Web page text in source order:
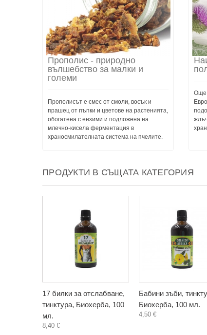
Прополис - природно
вълшебство за малки и
големи
Прополисът е смес от смоли, восък и
прашец от пъпки и цветове на растенията,
обогатена с ензими и подложена на
млечно-кисела ферментация в
храносмилателната система на пчелите.
Още
ПРОДУКТИ В СЪЩАТА КАТЕГОРИЯ
17 билки за отслабване,
тинктура, Биохерба, 100
мл.
8,40 €
Бабини зъби,
Биохерба, 100 мл.
4,50 €